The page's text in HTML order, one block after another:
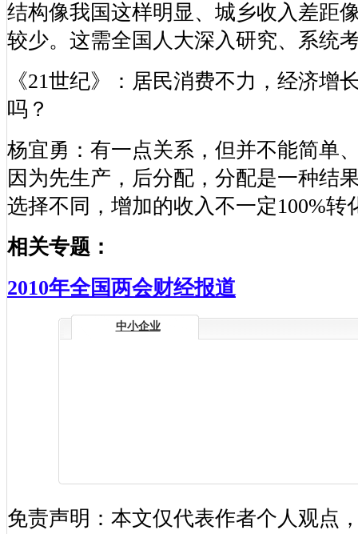
结构像我国这样明显、城乡收入差距
较少。这需全国人大深入研究、系统
《21世纪》：居民消费不力，经济增
吗？
杨宜勇：有一点关系，但并不能简单
因为先生产，后分配，分配是一种结
选择不同，增加的收入不一定100%转
相关专题：
2010年全国两会财经报道
中小企业
免责声明：本文仅代表作者个人观点